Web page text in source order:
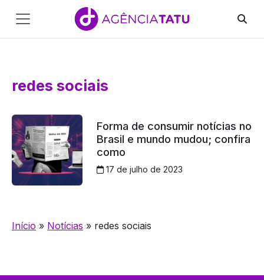
Main
Navigation
redes sociais
Forma de consumir notícias no
Brasil e mundo mudou; confira
como
17 de julho de 2023
Início » Notícias » redes sociais